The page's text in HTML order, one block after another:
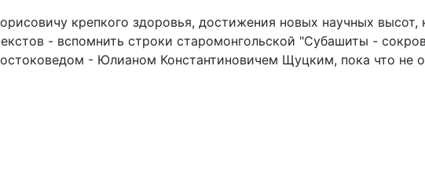
крепкого здоровья, достижения новых научных высот,
- вспомнить строки старомонгольской "Субашиты -
- Юлианом Константиновичем Щуцким, пока что не